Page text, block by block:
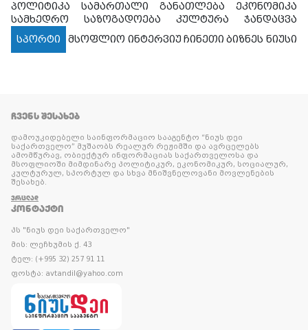
პოლიტიკა სამართალი განათლება
ეკონომიკა
სამხედრო
საზოგადოება კულტურა
ჯანდაცვა
სპორტი
მსოფლიო ინტერვიუ ჩინეთი ბიზნეს ნიუსი
ᲩᲕᲔᲜᲡ ᲨᲔᲡᲐᲮᲔᲑ
დამოუკიდებელი საინფორმაციო სააგენტო “ნიუს დეი
საქართველო” მუშაობს რეალურ რეჟიმში და ავრცელებს
ამომწურავ, ობიექტურ ინფორმაციას საქართველოსა და
მსოფლიოში მიმდინარე პოლიტიკურ, ეკონომიკურ, სოციალურ,
კულტურულ, სპორტულ და სხვა მნიშვნელოვანი მოვლენების
შესახებ.
ᲕᲠᲪᲚᲐᲓ
ᲙᲝᲜᲢᲐᲥᲢᲘ
პს "ნიუს დეი საქართველო"
მის: ლეჩხუმის ქ. 43
ტელ: (+995 32) 257 91 11
ფოსტა: avtandil@yahoo.com